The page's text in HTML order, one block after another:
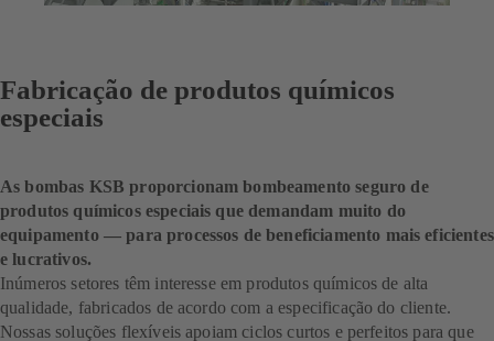
Fabricação de produtos químicos
especiais
As bombas KSB proporcionam bombeamento seguro de
produtos químicos especiais que demandam muito do
equipamento — para processos de beneficiamento mais eficientes
e lucrativos.
Inúmeros setores têm interesse em produtos químicos de alta
qualidade, fabricados de acordo com a especificação do cliente.
Nossas soluções flexíveis apoiam ciclos curtos e perfeitos para que